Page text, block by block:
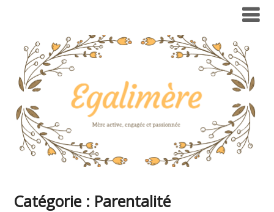
Catégorie : Parentalité